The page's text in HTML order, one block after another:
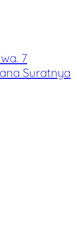
7
Suratnya